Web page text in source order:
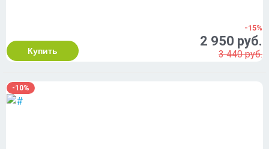
Купить
-15%
2 950 руб.
3 440 руб.
-10%